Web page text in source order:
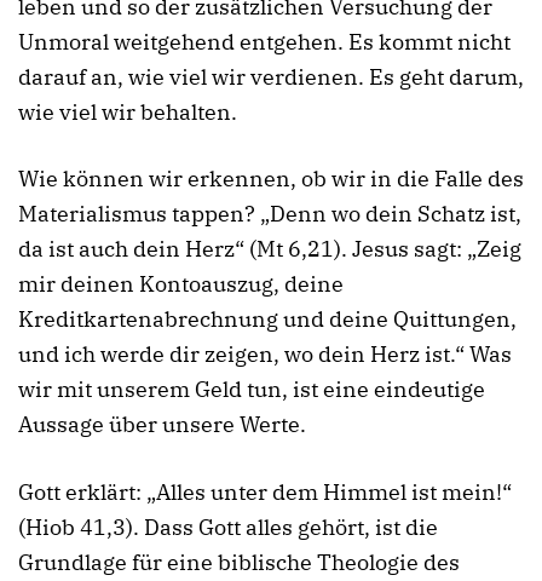
leben und so der zusätzlichen Versuchung der
Unmoral weitgehend entgehen. Es kommt nicht
darauf an, wie viel wir verdienen. Es geht darum,
wie viel wir behalten.
Wie können wir erkennen, ob wir in die Falle des
Materialismus tappen? „Denn wo dein Schatz ist,
da ist auch dein Herz“ (Mt 6,21). Jesus sagt: „Zeig
mir deinen Kontoauszug, deine
Kreditkartenabrechnung und deine Quittungen,
und ich werde dir zeigen, wo dein Herz ist.“ Was
wir mit unserem Geld tun, ist eine eindeutige
Aussage über unsere Werte.
Gott erklärt: „Alles unter dem Himmel ist mein!“
(Hiob 41,3). Dass Gott alles gehört, ist die
Grundlage für eine biblische Theologie des